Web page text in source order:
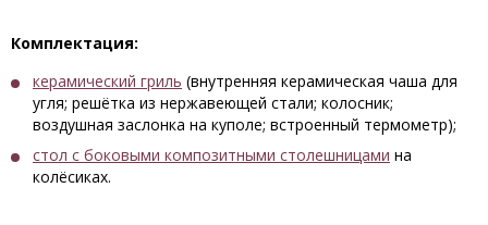
Комплектация:
керамический гриль (внутренняя керамическая чаша для
угля; решётка из нержавеющей стали; колосник;
воздушная заслонка на куполе; встроенный термометр);
стол с боковыми композитными столешницами на
колёсиках.